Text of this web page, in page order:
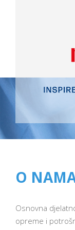
O
Osnovna
opreme i